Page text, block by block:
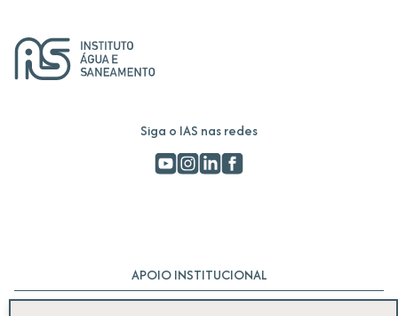
Siga o IAS nas redes
APOIO INSTITUCIONAL